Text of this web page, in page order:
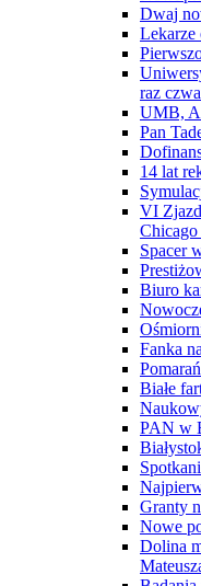
Dwaj
Lekarze
raz
UMB,
Pan
14 lat
VI
Chicago
Spacer
Biuro
Fanka
Białe
PAN w
Granty
Nowe
Dolina